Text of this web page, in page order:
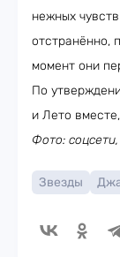
нежных
отстранённо,
момент они
По
и Лето
Фото:
Звезды